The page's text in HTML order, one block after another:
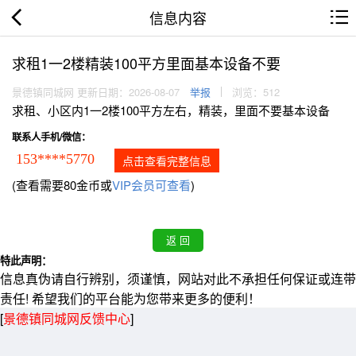
信息内容
求租1一2楼精装100平方里面基本设备不要
景德镇同城网 更新日期：2026-08-07 举报 浏览：512
求租、小区内1一2楼100平方左右，精装，里面不要基本设备
联系人手机/微信：
153****5770 点击查看完整信息
(查看需要80金币或VIP会员可查看)
特此声明：
信息真伪请自行辨别，须谨慎，网站对此不承担任何保证或连带
责任! 希望我们的平台能为您带来更多的便利！
[景德镇同城网反馈中心]